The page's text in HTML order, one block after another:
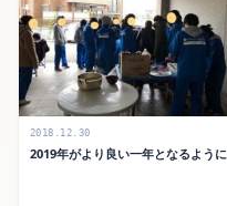
2018.12.30
2019年がより良い一年となるように